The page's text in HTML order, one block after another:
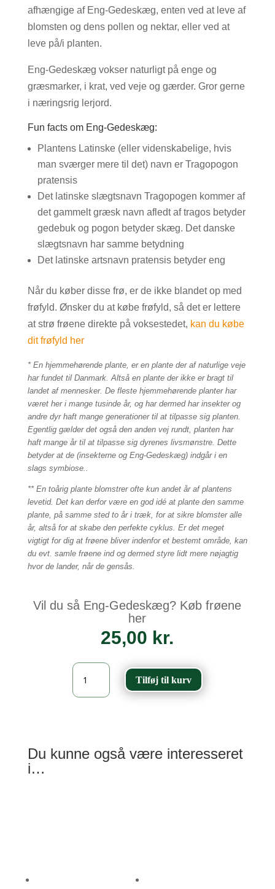
afhængige af Eng-Gedeskæg, enten ved at leve af
blomsten og dens pollen og nektar, eller ved at
leve på/i planten.
Eng-Gedeskæg vokser naturligt på enge og
græsmarker, i krat, ved veje og gærder. Gror gerne
i næringsrig lerjord.
Fun facts om Eng-Gedeskæg:
Plantens Latinske (eller videnskabelige, hvis
man sværger mere til det) navn er Tragopogon
pratensis
Det latinske slægtsnavn Tragopogen kommer af
det gammelt græsk navn afledt af tragos betyder
gedebuk og pogon betyder skæg. Det danske
slægtsnavn har samme betydning
Det latinske artsnavn pratensis betyder eng
Når du køber disse frø, er de ikke blandet op med
frøfyld. Ønsker du at købe frøfyld, så det er lettere
at strø frøene direkte på voksestedet, kan du købe
dit frøfyld her
* En hjemmehørende plante, er en plante der af naturlige veje
har fundet til Danmark. Altså en plante der ikke er bragt til
landet af mennesker. De fleste hjemmehørende planter har
været her i mange tusinde år, og har dermed har insekter og
andre dyr haft mange generationer til at tilpasse sig planten.
Egentlig gælder det også den anden vej rundt, planten har
haft mange år til at tilpasse sig dyrenes livsmønstre. Dette
betyder at de (insekterne og Eng-Gedeskæg) indgår i en
slags symbiose..
** En toårig plante blomstrer ofte kun andet år af plantens
levetid. Det kan derfor være en god idé at plante den samme
plante, på samme sted to år i træk, for at sikre blomster alle
år, altså for at skabe den perfekte cyklus. Er det meget
vigtigt for dig at frøene bliver indenfor et bestemt område, kan
du evt. samle frøene ind og dermed styre lidt mere nøjagtig
hvor de lander, når de gensås.
Vil du så Eng-Gedeskæg? Køb frøene
her
25,00 kr.
Eng-
Gedeskæg
-
Tilføj til kurv
Du kunne også være interesseret
i…